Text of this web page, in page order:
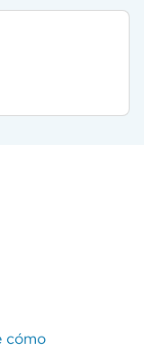
cómo